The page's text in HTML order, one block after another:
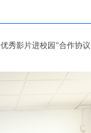
秀影片进校园”合作协